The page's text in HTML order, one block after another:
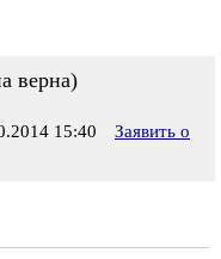
верна)
15:40
Заявить о